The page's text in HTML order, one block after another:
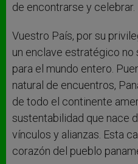
de encontrarse y celebrar.
Vuestro País, por su
un enclave estratégico no
para el mundo entero.
natural de encuentros,
de todo el continente
sustentabilidad que nace
vínculos y alianzas. Esta
corazón del pueblo